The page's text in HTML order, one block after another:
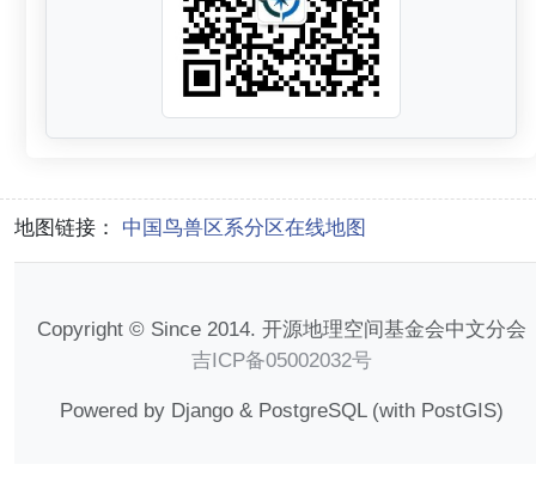
地图链接： 中国鸟兽区系分区在线地图
Copyright © Since 2014. 开源地理空间基金会中文分会
吉ICP备05002032号
Powered by Django & PostgreSQL (with PostGIS)